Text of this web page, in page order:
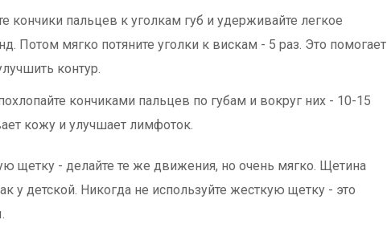
кончики пальцев к уголкам губ и удерживайте легкое
Потом мягко потяните уголки к вискам - 5 раз. Это помогает
контур.
кончиками пальцев по губам и вокруг них - 10-15
кожу и улучшает лимфоток.
щетку - делайте те же движения, но очень мягко. Щетина
у детской. Никогда не используйте жесткую щетку - это